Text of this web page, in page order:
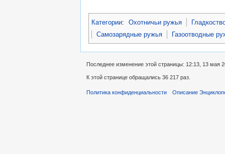
Категории: Охотничьи ружья
Самозарядные ружья
Газоотводные
Последнее изменение этой страницы: 12:13, 13 мая
К этой странице обращались 36 217 раз.
Политика конфиденциальности Описание